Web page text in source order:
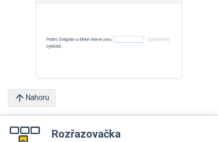
Nahoru
Rozřazovačka